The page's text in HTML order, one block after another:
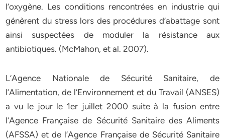
l’oxygène. Les conditions rencontrées en industrie qui
génèrent du stress lors des procédures d’abattage sont
ainsi suspectées de moduler la résistance aux
antibiotiques. (McMahon, et al. 2007).
L’Agence Nationale de Sécurité Sanitaire, de
l’Alimentation, de l’Environnement et du Travail (ANSES)
a vu le jour le 1er juillet 2000 suite à la fusion entre
l’Agence Française de Sécurité Sanitaire des Aliments
(AFSSA) et de l’Agence Française de Sécurité Sanitaire